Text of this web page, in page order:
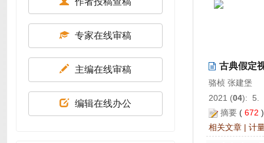
古典假定
骆桢 张建堡
2021 (04): 5.
摘要 ( 672
相关文章 | 计
专家在线审稿
主编在线审稿
编辑在线办公